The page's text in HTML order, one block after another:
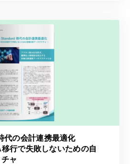
の会計連携最適化
行で失敗しないための自
ャ